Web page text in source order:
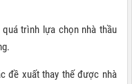
trình lựa chọn nhà thầu
đề xuất thay thế được nhà